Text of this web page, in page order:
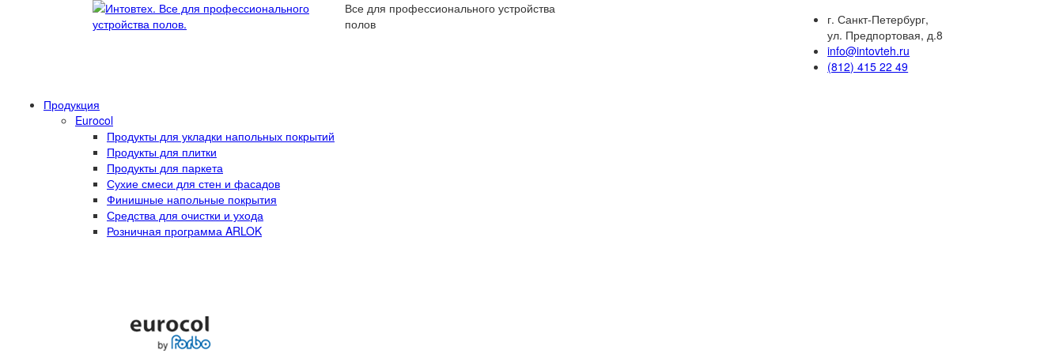
Все для профессионального устройства
полов
г. Санкт-Петербург,
ул. Предпортовая, д.8
info@intovteh.ru
(812) 415 22 49
Продукция
Eurocol
Продукты для укладки напольных покрытий
Продукты для плитки
Продукты для паркета
Сухие смеси для стен и фасадов
Финишные напольные покрытия
Средства для очистки и ухода
Розничная программа ARLOK